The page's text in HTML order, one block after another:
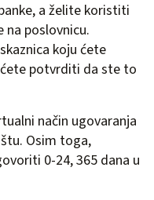
a želite koristiti
na poslovnicu.
koju ćete
potvrditi da ste to
način ugovaranja
Osim toga,
0-24, 365 dana u